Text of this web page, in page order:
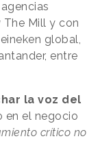
Mill y con
global,
entre
la voz del
en el negocio
crítico no